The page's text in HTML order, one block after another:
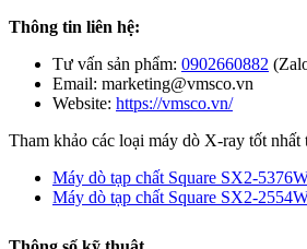
Thông tin liên hệ:
Tư vấn sản phẩm: 0902660882
Email: marketing@vmsco.vn
Website: https://vmsco.vn/
Tham khảo các loại máy dò X-ray tốt nhất
Máy dò tạp chất Square SX2-
Máy dò tạp chất Square SX2-